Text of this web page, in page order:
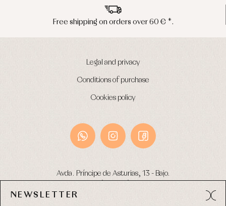
on orders over 60 € *.
Legal and privacy
Conditions of purchase
Cookies policy
Avda. Príncipe de Asturias, 13 - Bajo.
NEWSLETTER